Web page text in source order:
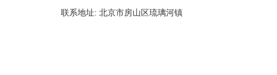
联系地址: 北京市房山区琉璃河镇